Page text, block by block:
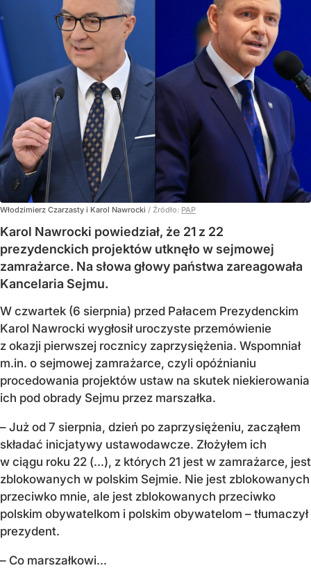
Włodzimierz Czarzasty i Karol Nawrocki / Źródło: PAP
Karol Nawrocki powiedział, że 21 z 22
prezydenckich projektów utknęło w sejmowej
zamrażarce. Na słowa głowy państwa zareagowała
Kancelaria Sejmu.
W czwartek (6 sierpnia) przed Pałacem Prezydenckim
Karol Nawrocki wygłosił uroczyste przemówienie
z okazji pierwszej rocznicy zaprzysiężenia. Wspomniał
m.in. o sejmowej zamrażarce, czyli opóźnianiu
procedowania projektów ustaw na skutek niekierowania
ich pod obrady Sejmu przez marszałka.
– Już od 7 sierpnia, dzień po zaprzysiężeniu, zacząłem
składać inicjatywy ustawodawcze. Złożyłem ich
w ciągu roku 22 (...), z których 21 jest w zamrażarce, jest
zblokowanych w polskim Sejmie. Nie jest zblokowanych
przeciwko mnie, ale jest zblokowanych przeciwko
polskim obywatelkom i polskim obywatelom – tłumaczył
prezydent.
– Co marszałkowi...